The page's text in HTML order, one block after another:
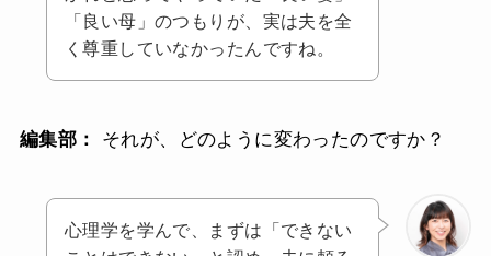
「良い母」のつもりが、実は夫を全
く尊重していなかったんですね。
編集部： それが、どのように変わったのですか？
心理学を学んで、まずは「できない